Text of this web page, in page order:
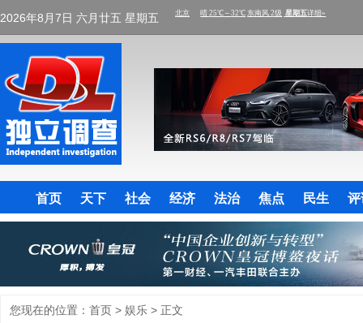
2026年8月7日 六月廿五 星期五
首页 天下 社会 经济 法治 焦点 民生
您现在的位置： 首页 > 娱乐 > 正文